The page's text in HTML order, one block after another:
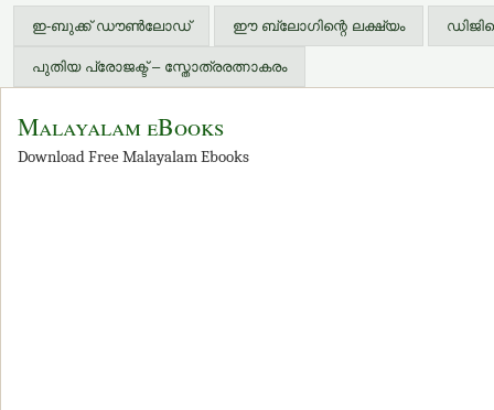
ഇ-ബുക്ക് ഡൗണ്‍ലോഡ് ഈ ബ്ലോഗിന്റെ ലക്ഷ്യം
പുതിയ പ്രോജക്ട് – സ്തോത്രരത്നാകരം
Malayalam eBooks
Download Free Malayalam Ebooks